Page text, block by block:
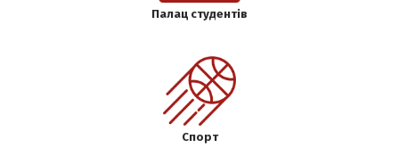
Палац студентів
Спорт